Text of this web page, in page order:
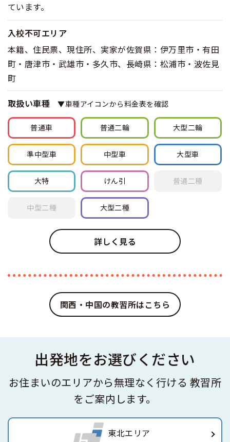
ています。
入校不可エリア
本籍、住民票、現住所、実家が佐賀県：伊万里市・有田
町・唐津市・武雄市・多久市、長崎県：松浦市・波佐見
町
取扱い車種 ▼車種アイコンから料金表を確認
普通車 普通二輪 大型二輪
準中型車 中型車 大型車
大特 けん引 普通二種
中型二種 大型二種
詳しく見る
関西・中国の教習所はこちら
出発地をお選びください
お住まいのエリアから無理なく行ける 教習所
をご案内します。
東北エリア